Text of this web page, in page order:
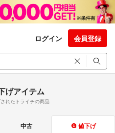
ログイン 会員登録
げアイテム
れたトライチの商品
中古 値下げ